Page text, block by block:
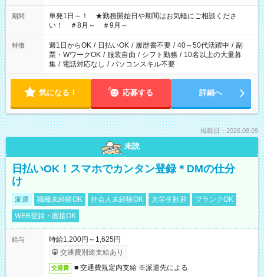
ださい！
期間
単発1日～！ ★勤務開始日や期間はお気軽にご相談くださ
い！ ＃8月～ ＃9月～
特徴 週1日からOK / 日払いOK / 履歴書不要 / 40～50代活躍中 / 副
業・WワークOK / 服装自由 / シフト勤務 / 10名以上の大量募
集 / 電話対応なし / パソコンスキル不要
気になる！ 応募する 詳細へ
掲載日：2026.08.09
未読
日払いOK！スマホでカンタン登録＊DMの仕分
け
派遣 職種未経験OK 社会人未経験OK 大学生歓迎
ブランクOK
WEB登録・面接OK
給与
時給1,200円～1,625円
交通費別途支給あり
交通費 ■ 交通費規定内支給 ※派遣先による